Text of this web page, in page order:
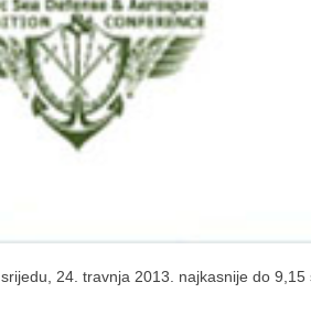
24. travnja 2013. najkasnije do 9,15